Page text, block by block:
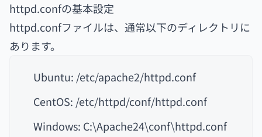
httpd.confの基本設定
httpd.confファイルは、通常以下のディレクトリに
あります。
Ubuntu: /etc/apache2/httpd.conf
CentOS: /etc/httpd/conf/httpd.conf
Windows: C:\Apache24\conf\httpd.conf